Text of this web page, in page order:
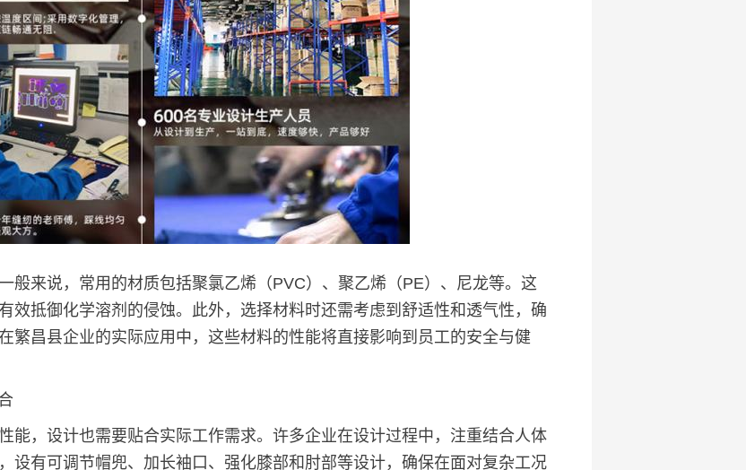
般来说，常用的材质包括聚氯乙烯（PVC）、聚乙烯（PE）、尼龙等。这
效抵御化学溶剂的侵蚀。此外，选择材料时还需考虑到舒适性和透气性，确
繁昌县企业的实际应用中，这些材料的性能将直接影响到员工的安全与健
能，设计也需要贴合实际工作需求。许多企业在设计过程中，注重结合人体
设有可调节帽兜、加长袖口、强化膝部和肘部等设计，确保在面对复杂工况